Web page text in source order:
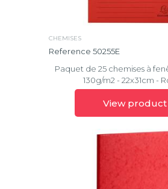
CHEMISES
Reference 50255E
Paquet de 25 chemises à
130g/m2 - 22x31cm -
View product